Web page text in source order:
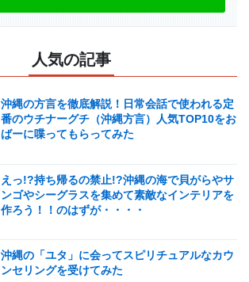
人気の記事
沖縄の方言を徹底解説！日常会話で使われる定
番のウチナーグチ（沖縄方言）人気TOP10をお
ばーに喋ってもらってみた
えっ!?持ち帰るの禁止!?沖縄の海で貝がらやサ
ンゴやシーグラスを集めて素敵なインテリアを
作ろう！！のはずが・・・・
沖縄の「ユタ」に会ってスピリチュアルなカウ
ンセリングを受けてみた